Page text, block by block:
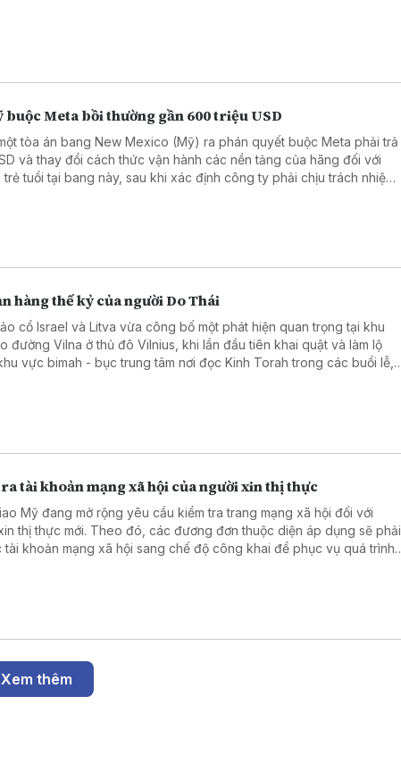
buộc Meta bồi thường gần 600 triệu USD
tòa án bang New Mexico (Mỹ) ra phán quyết buộc Meta phải trả
và thay đổi cách thức vận hành các nền tảng của hãng đối với
tuổi tại bang này, sau khi xác định công ty phải chịu trách nhiệm
hàng thế kỷ của người Do Thái
cổ Israel và Litva vừa công bố một phát hiện quan trọng tại khu
đường Vilna ở thủ đô Vilnius, khi lần đầu tiên khai quật và làm lộ
vực bimah - bục trung tâm nơi đọc Kinh Torah trong các buổi lễ,
tài khoản mạng xã hội của người xin thị thực
Mỹ đang mở rộng yêu cầu kiểm tra trang mạng xã hội đối với
thị thực mới. Theo đó, các đương đơn thuộc diện áp dụng sẽ phải
tài khoản mạng xã hội sang chế độ công khai để phục vụ quá trình
Xem thêm